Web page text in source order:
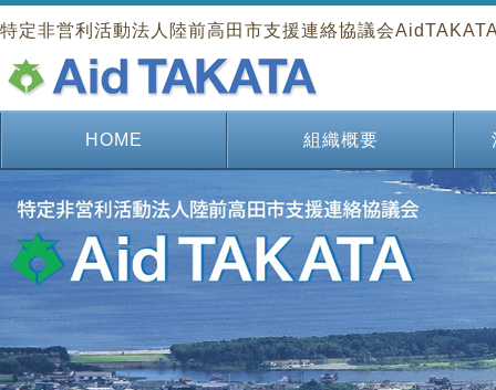
特定非営利活動法人陸前高田市支援連絡協議会
HOME 組織概要